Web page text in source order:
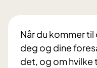
Når du kommer
deg og dine
det, og om hvilke